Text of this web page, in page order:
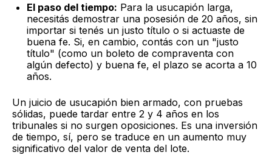
El paso del tiempo: Para la usucapión larga,
necesitás demostrar una posesión de 20 años, sin
importar si tenés un justo título o si actuaste de
buena fe. Si, en cambio, contás con un "justo
título" (como un boleto de compraventa con
algún defecto) y buena fe, el plazo se acorta a 10
años.
Un juicio de usucapión bien armado, con pruebas
sólidas, puede tardar entre 2 y 4 años en los
tribunales si no surgen oposiciones. Es una inversión
de tiempo, sí, pero se traduce en un aumento muy
significativo del valor de venta del lote.